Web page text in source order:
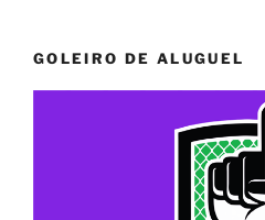
GOLEIRO DE ALUGUEL